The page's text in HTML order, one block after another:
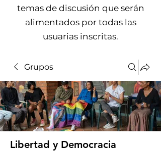
temas de discusión que serán
alimentados por todas las
usuarias inscritas.
Grupos
Libertad y Democracia